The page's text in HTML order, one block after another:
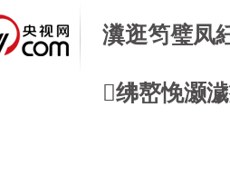
瀵逛笉璧凤
绋嶅悗灏